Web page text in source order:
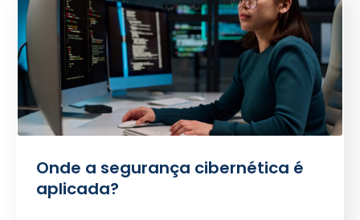
Onde a segurança cibernética é
aplicada?